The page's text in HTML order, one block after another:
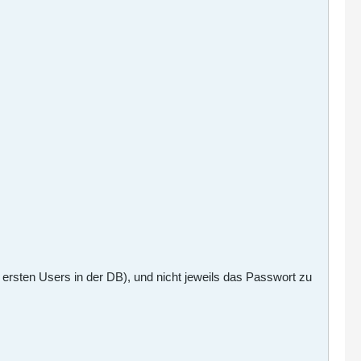
Users in der DB), und nicht jeweils das Passwort zu